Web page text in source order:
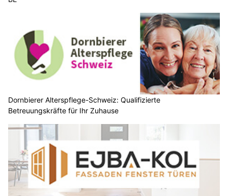
Dornbierer Alterspflege-Schweiz: Qualifizierte
Betreuungskräfte für Ihr Zuhause